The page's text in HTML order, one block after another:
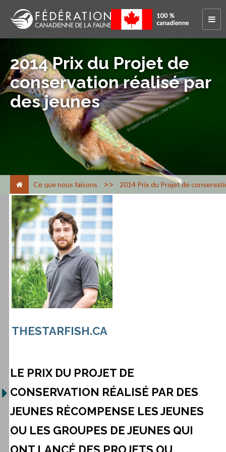
2014 Prix du Projet de
conservation réalisé par
des jeunes
Ce que nous faisons > 2014 Prix du Projet de
THESTARFISH.CA
LE PRIX DU PROJET DE
CONSERVATION RÉALISÉ PAR DES
JEUNES RÉCOMPENSE LES JEUNES
OU LES GROUPES DE JEUNES QUI